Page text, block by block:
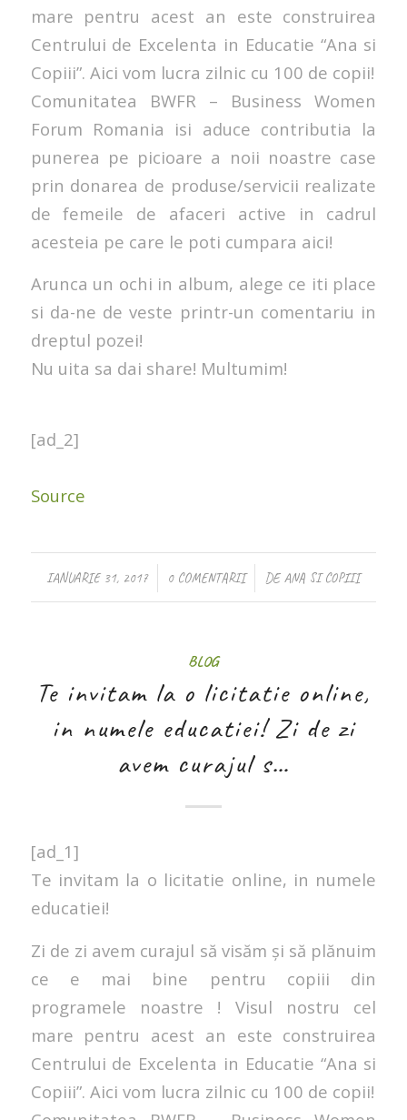
mare pentru acest an este construirea
Centrului de Excelenta in Educatie “Ana si
Copiii”. Aici vom lucra zilnic cu 100 de copii!
Comunitatea BWFR – Business Women
Forum Romania isi aduce contributia la
punerea pe picioare a noii noastre case
prin donarea de produse/servicii realizate
de femeile de afaceri active in cadrul
acesteia pe care le poti cumpara aici!
Arunca un ochi in album, alege ce iti place
si da-ne de veste printr-un comentariu in
dreptul pozei!
Nu uita sa dai share! Multumim!
[ad_2]
Source
IANUARIE 31, 2017
/ 0 COMENTARII
/ DE ANA SI COPIII
BLOG
Te invitam la o licitatie online,
in numele educatiei! Zi de zi
avem curajul s…
[ad_1]
Te invitam la o licitatie online, in numele
educatiei!
Zi de zi avem curajul să visăm și să plănuim
ce e mai bine pentru copiii din
programele noastre ! Visul nostru cel
mare pentru acest an este construirea
Centrului de Excelenta in Educatie “Ana si
Copiii”. Aici vom lucra zilnic cu 100 de copii!